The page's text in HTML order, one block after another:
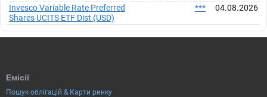
Invesco Variable Rate Preferred
Shares UCITS ETF Dist (USD)
*** 04.08.2026
Емісії
Пошук облігацій & Карти ринку